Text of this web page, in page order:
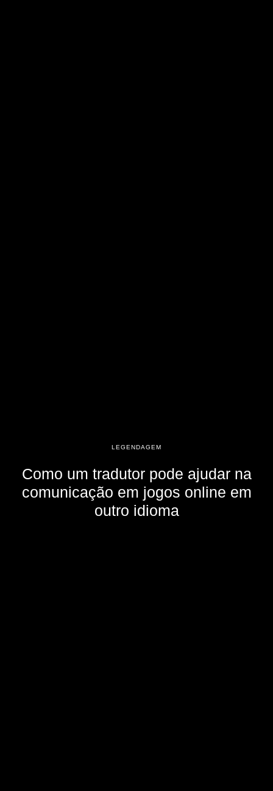
LEGENDAGEM
Como um tradutor pode ajudar na
comunicação em jogos online em
outro idioma